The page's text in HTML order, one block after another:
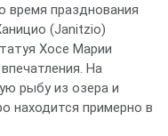
время празднования
(Janitzio)
Хосе Марии
На
рыбу из озера и
находится примерно в